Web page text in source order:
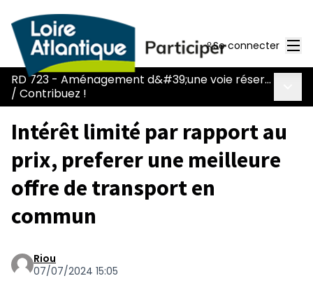
Se connecter
RD 723 - Aménagement d&#39;une voie réservée au covoiturage et aux transports en commun
/ Contribuez !
Intérêt limité par rapport au
prix, preferer une meilleure
offre de transport en
commun
Riou
07/07/2024 15:05